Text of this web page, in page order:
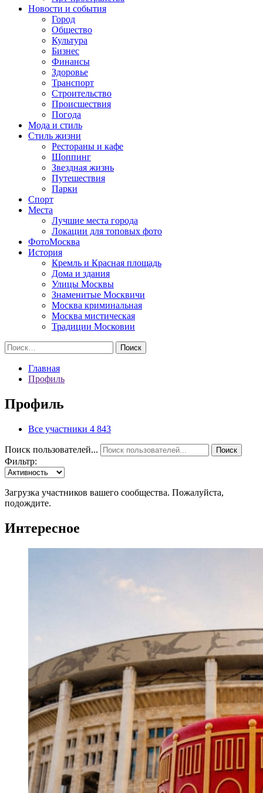
Новости и события
Город
Общество
Культура
Бизнес
Финансы
Здоровье
Транспорт
Строительство
Происшествия
Погода
Мода и стиль
Стиль жизни
Рестораны и кафе
Шоппинг
Звездная жизнь
Путешествия
Парки
Спорт
Места
Лучшие места города
Локации для топовых фото
ФотоМосква
История
Кремль и Красная площадь
Дома и здания
Улицы Москвы
Знаменитые Москвичи
Москва криминальная
Москва мистическая
Традиции Московии
Найти:
Главная
Профиль
Профиль
Все участники 4 843
Поиск пользователей... Поиск
Фильтр:
Загрузка участников вашего сообщества. Пожалуйста,
подождите.
Интересное